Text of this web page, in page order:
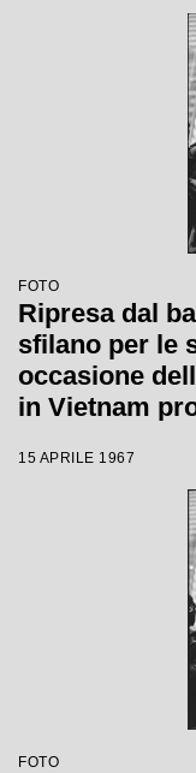
FOTO
Ripresa dal
sfilano per le
occasione
in Vietnam
15 APRILE 1967
FOTO